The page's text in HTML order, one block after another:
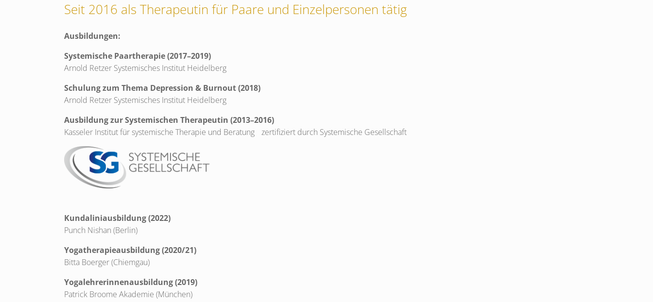
Seit 2016 als Therapeutin für Paare und Einzelpersonen tätig
Ausbildungen:
Systemische Paartherapie (2017–2019)
Arnold Retzer Systemisches Institut Heidelberg
Schulung zum Thema Depression & Burnout (2018)
Arnold Retzer Systemisches Institut Heidelberg
Ausbildung zur Systemischen Therapeutin (2013–2016)
Kasseler Institut für systemische Therapie und Beratung zertifiziert durch Systemische Gesellschaft
Kundaliniausbildung (2022)
Punch Nishan (Berlin)
Yogatherapieausbildung (2020/21)
Bitta Boerger (Chiemgau)
Yogalehrerinnenausbildung (2019)
Patrick Broome Akademie (München)